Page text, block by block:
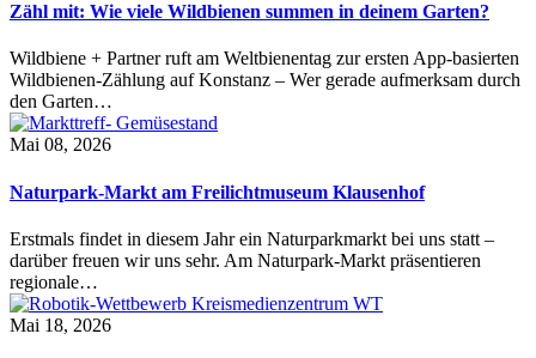
Zähl mit: Wie viele Wildbienen summen in deinem Garten?
Wildbiene + Partner ruft am Weltbienentag zur ersten App-basierten
Wildbienen-Zählung auf Konstanz – Wer gerade aufmerksam durch
den Garten…
Mai 08, 2026
Naturpark-Markt am Freilichtmuseum Klausenhof
Erstmals findet in diesem Jahr ein Naturparkmarkt bei uns statt –
darüber freuen wir uns sehr. Am Naturpark-Markt präsentieren
regionale…
Mai 18, 2026